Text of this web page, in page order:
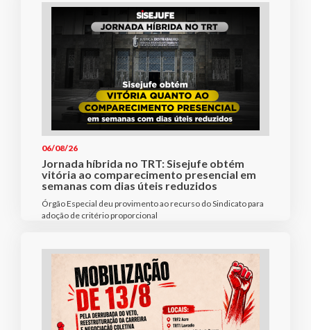
06/08/26
Jornada híbrida no TRT: Sisejufe obtém
vitória ao comparecimento presencial em
semanas com dias úteis reduzidos
Órgão Especial deu provimento ao recurso do Sindicato para
adoção de critério proporcional